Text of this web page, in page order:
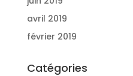
avril 2019
février 2019
Catégories